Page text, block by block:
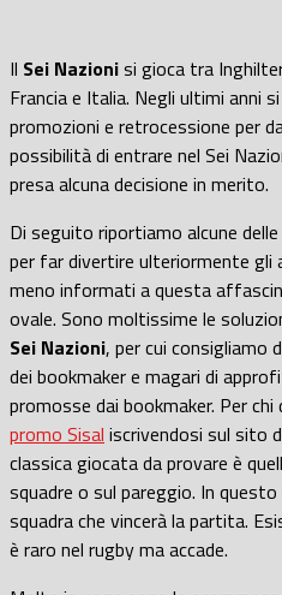
Il Sei Nazionisi gioca tra
Francia e Italia. Negli ultimi anni
promozioni e retrocessione per
possibilità di entrare nel Sei
presa alcuna decisione in merito.
Di seguito riportiamo alcune
per far divertire ulteriormente gli
meno informati a questa
ovale. Sono moltissime le
Sei Nazioni, per cui consigliamo
dei bookmaker e magari di
promosse dai bookmaker. Per chi
promo Sisal iscrivendosi sul sito
classica giocata da provare è
squadre o sul pareggio. In
squadra che vincerà la partita.
è raro nel rugby ma accade.